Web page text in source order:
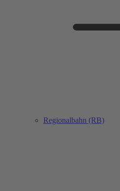
Regionalbahn (RB)